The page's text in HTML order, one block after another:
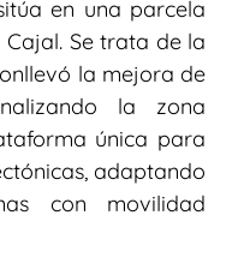
en una parcela
Se trata de la
la mejora de
la zona
única para
adaptando
con movilidad